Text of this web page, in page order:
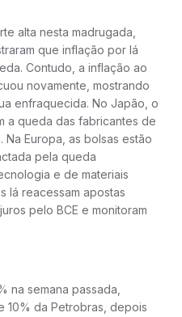
alta nesta madrugada,
que inflação por lá
Contudo, a inflação ao
novamente, mostrando
enfraquecida. No Japão, o
a queda das fabricantes de
Europa, as bolsas estão
pela queda
e de materiais
lá reacessam apostas
pelo BCE e monitoram
na semana passada,
10% da Petrobras, depois